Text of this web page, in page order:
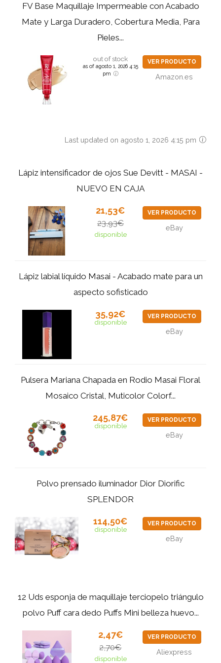
FV Base Maquillaje Impermeable con Acabado
Mate y Larga Duradero, Cobertura Media, Para
Pieles...
out of stock
as of agosto 1, 2026 4:15
pm
VER PRODUCTO
Amazon.es
Last updated on agosto 1, 2026 4:15 pm
Lápiz intensificador de ojos Sue Devitt - MASAI -
NUEVO EN CAJA
21,53€
23,93€
disponible
VER PRODUCTO
eBay
Lápiz labial líquido Masai - Acabado mate para un
aspecto sofisticado
35,92€
disponible
VER PRODUCTO
eBay
Pulsera Mariana Chapada en Rodio Masai Floral
Mosaico Cristal, Muticolor Colorf...
245,87€
disponible
VER PRODUCTO
eBay
Polvo prensado iluminador Dior Diorific
SPLENDOR
114,50€
disponible
VER PRODUCTO
eBay
12 Uds esponja de maquillaje terciopelo triángulo
polvo Puff cara dedo Puffs Mini belleza huevo...
2,47€
2,70€
disponible
VER PRODUCTO
Aliexpress